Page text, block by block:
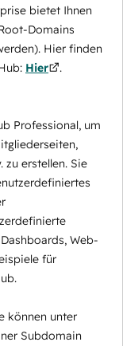
bietet Ihnen
Domains
Hier finden
Hier .
Professional, um
zu erstellen. Sie
Web-
für
können unter
Subdomain